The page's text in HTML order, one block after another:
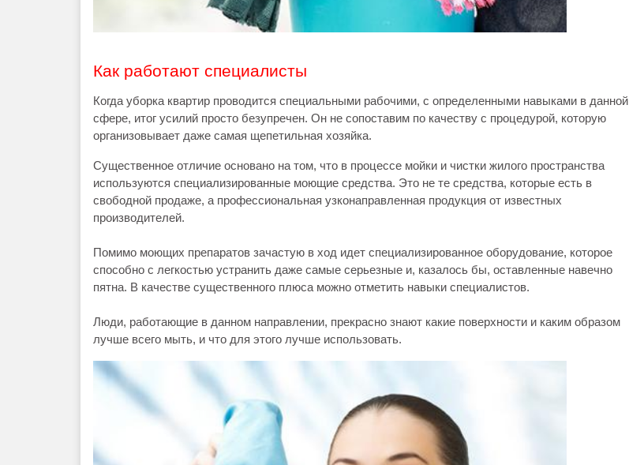
Как работают специалисты
Когда уборка квартир проводится специальными рабочими, с определенными навыками в данной
сфере, итог усилий просто безупречен. Он не сопоставим по качеству с процедурой, которую
организовывает даже самая щепетильная хозяйка.
Существенное отличие основано на том, что в процессе мойки и чистки жилого пространства
используются специализированные моющие средства. Это не те средства, которые есть в
свободной продаже, а профессиональная узконаправленная продукция от известных
производителей.
Помимо моющих препаратов зачастую в ход идет специализированное оборудование, которое
способно с легкостью устранить даже самые серьезные и, казалось бы, оставленные навечно
пятна. В качестве существенного плюса можно отметить навыки специалистов.
Люди, работающие в данном направлении, прекрасно знают какие поверхности и каким образом
лучше всего мыть, и что для этого лучше использовать.